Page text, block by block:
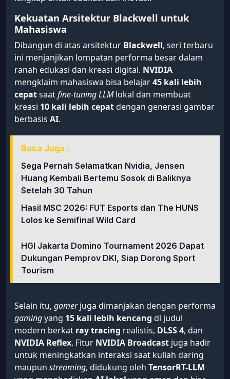
Kekuatan Arsitektur Blackwell untuk
Mahasiswa
Dibangun di atas arsitektur Blackwell, seri terbaru
ini menjanjikan lompatan performa besar dalam
ranah edukasi dan kreasi digital. NVIDIA
mengklaim mahasiswa bisa belajar45 kali lebih
cepatsaatfine-tuning LLMlokal dan membuat
kreasi 10 kali lebih cepatdengan generasi gambar
berbasis AI.
Baca Juga :
Sega Pernah Selamatkan Nvidia, Jensen
Huang Kembali Bertemu Sosok di Baliknya
Setelah 30 Tahun
Hasil MSC 2026: FUT Esports dan The HUNS
Lolos ke Semifinal Wild Card
HGI Jakarta Domino Tournament 2026 Dapat
Dukungan Pemprov DKI, Siap Dorong Sport
Tourism
Selain itu, gamerjuga dimanjakan dengan performa
gamingyang 15 kali lebih kencang di judul
modern berkat ray tracing realistis, DLSS 4, dan
NVIDIA Reflex. Fitur NVIDIA Broadcast juga hadir
untuk meningkatkan interaksi saat kuliah daring
maupun streaming, didukung oleh TensorRT-LLM